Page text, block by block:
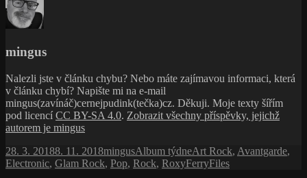
mingus
Nalezli jste v článku chybu? Nebo máte zajímavou informaci, která
v článku chybí? Napište mi na e-mail
mingus(zavínáč)cernejpudink(tečka)cz. Děkuji. Moje texty šířím
pod licencí CC BY-SA 4.0. Zobrazit všechny příspěvky, jejichž
autorem je mingus
Publikováno:
28. 3. 20188. 11. 2018Autor:
mingusRubriky:
Album týdneŠtítky:
Art Rock, Avantgarde,
Electronic, Glam Rock, Pop, Rock, RoxyFerryFiles